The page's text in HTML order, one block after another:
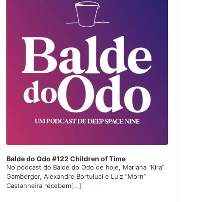
Balde do Odo #122 Children of Time
No podcast do Balde do Odo de hoje, Mariana “Kira”
Gamberger, Alexandre Bortuluci e Luiz “Morn”
Castanheira recebem[...]